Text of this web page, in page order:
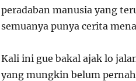
peradaban manusia yang
semuanya punya cerita
Kali ini gue bakal ajak lo
yang mungkin belum